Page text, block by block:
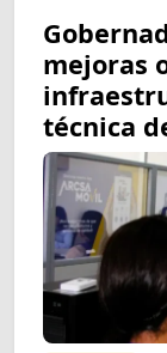
mejoras
técnica